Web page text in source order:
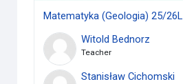
Matematyka (Geologia) 25/26L
Witold Bednorz
Teacher
Stanisław Cichomski